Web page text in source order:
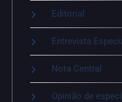
Editorial
Entrevista
Nota Central
Opinião de